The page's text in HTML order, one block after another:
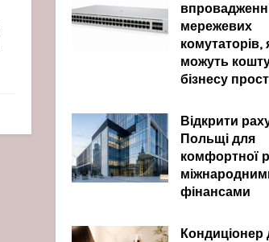
мережевих
комутаторів,
можуть
бізнесу
Відкрити
Польщі для
комфортної
фінансами
Кондиціонер